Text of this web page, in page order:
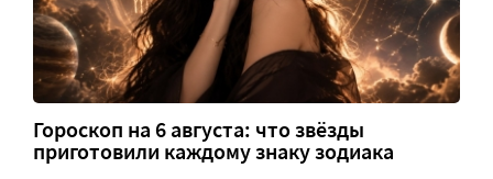
Гороскоп на 6 августа: что звёзды
приготовили каждому знаку зодиака